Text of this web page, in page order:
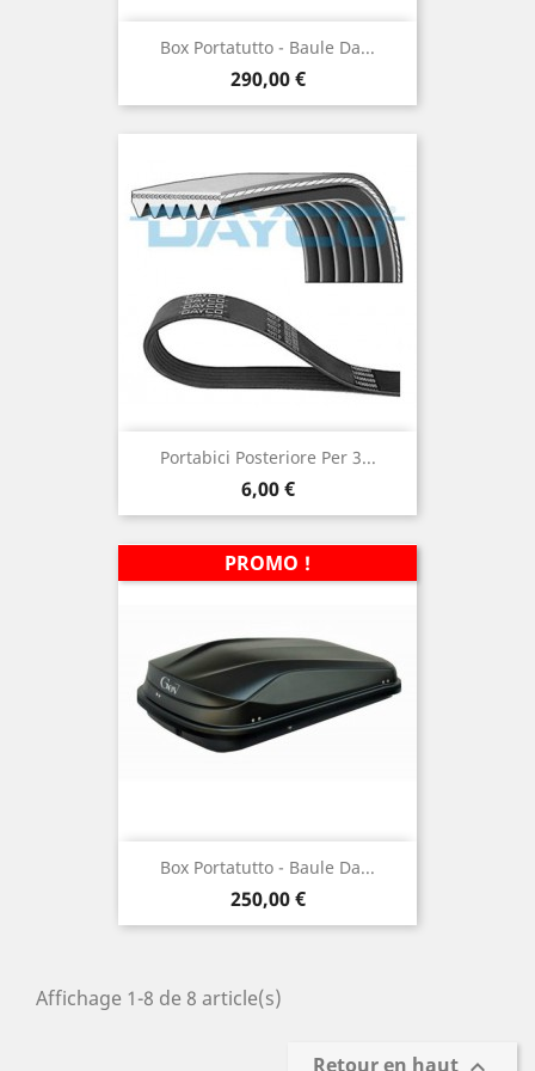
Box Portatutto - Baule Da...
Prix
290,00 €
Portabici Posteriore Per 3...
Prix
6,00 €
Box Portatutto - Baule Da...
Prix
250,00 €
PROMO !
Affichage 1-8 de 8 article(s)
Retour en haut